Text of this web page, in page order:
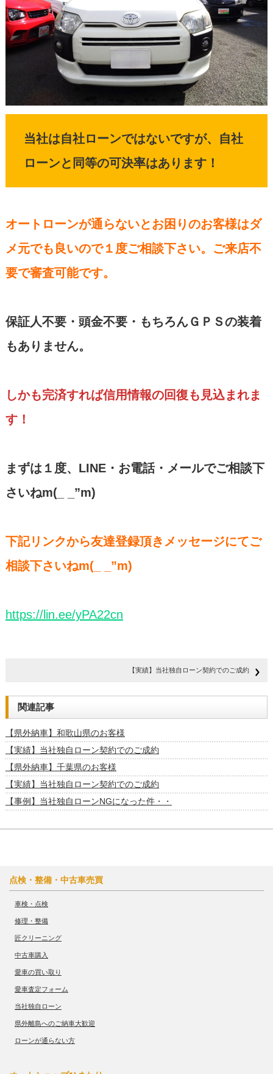
当社は自社ローンではないですが、自社
ローンと同等の可決率はあります！
オートローンが通らないとお困りのお客様はダ
メ元でも良いので１度ご相談下さい。ご来店不
要で審査可能です。
保証人不要・頭金不要・もちろんＧＰＳの装着
もありません。
しかも完済すれば信用情報の回復も見込まれま
す！
まずは１度、LINE・お電話・メールでご相談下
さいねm(_ _”m)
下記リンクから友達登録頂きメッセージにてご
相談下さいねm(_ _”m)
https://lin.ee/yPA22cn
【実績】当社独自ローン契約でのご成約
関連記事
【県外納車】和歌山県のお客様
【実績】当社独自ローン契約でのご成約
【県外納車】千葉県のお客様
【実績】当社独自ローン契約でのご成約
【事例】当社独自ローンNGになった件・・
点検・整備・中古車売買
車検・点検
修理・整備
匠クリーニング
中古車購入
愛車の買い取り
愛車査定フォーム
当社独自ローン
県外離島へのご納車大歓迎
ローンが通らない方